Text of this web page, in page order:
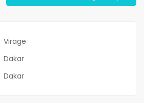
Virage
Dakar
Dakar